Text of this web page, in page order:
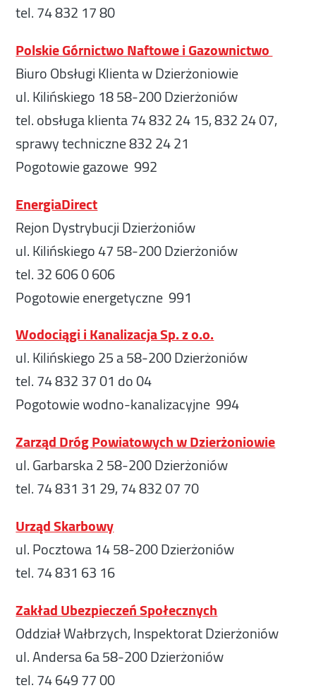
tel. 74 832 17 80
Polskie Górnictwo Naftowe i Gazownictwo
Biuro Obsługi Klienta w Dzierżoniowie
ul. Kilińskiego 18 58-200 Dzierżoniów
tel. obsługa klienta 74 832 24 15, 832 24 07,
sprawy techniczne 832 24 21
Pogotowie gazowe 992
EnergiaDirect
Rejon Dystrybucji Dzierżoniów
ul. Kilińskiego 47 58-200 Dzierżoniów
tel. 32 606 0 606
Pogotowie energetyczne 991
Wodociągi i Kanalizacja Sp. z o.o.
ul. Kilińskiego 25 a 58-200 Dzierżoniów
tel. 74 832 37 01 do 04
Pogotowie wodno-kanalizacyjne 994
Zarząd Dróg Powiatowych w Dzierżoniowie
ul. Garbarska 2 58-200 Dzierżoniów
tel. 74 831 31 29, 74 832 07 70
Urząd Skarbowy
ul. Pocztowa 14 58-200 Dzierżoniów
tel. 74 831 63 16
Zakład Ubezpieczeń Społecznych
Oddział Wałbrzych, Inspektorat Dzierżoniów
ul. Andersa 6a 58-200 Dzierżoniów
tel. 74 649 77 00